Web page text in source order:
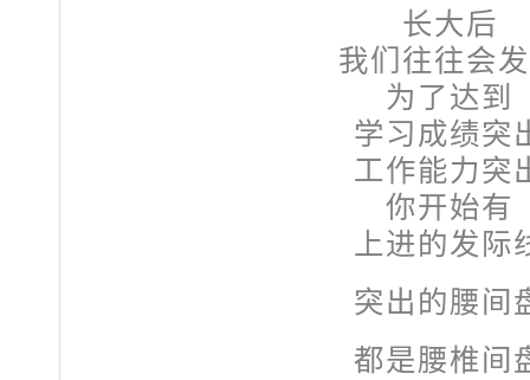
长大后
我们往往会
为了达到
学习成绩突
工作能力突
你开始有
上进的发际
突出的腰间
都是腰椎间